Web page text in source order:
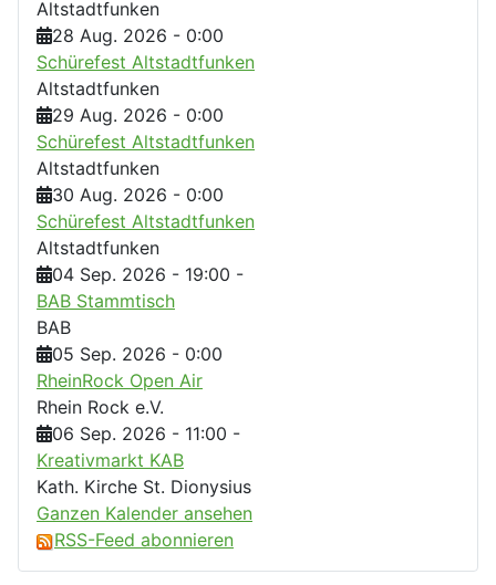
Altstadtfunken
28 Aug. 2026 - 0:00
Schürefest Altstadtfunken
Altstadtfunken
29 Aug. 2026 - 0:00
Schürefest Altstadtfunken
Altstadtfunken
30 Aug. 2026 - 0:00
Schürefest Altstadtfunken
Altstadtfunken
04 Sep. 2026 - 19:00 -
BAB Stammtisch
BAB
05 Sep. 2026 - 0:00
RheinRock Open Air
Rhein Rock e.V.
06 Sep. 2026 - 11:00 -
Kreativmarkt KAB
Kath. Kirche St. Dionysius
Ganzen Kalender ansehen
RSS-Feed abonnieren